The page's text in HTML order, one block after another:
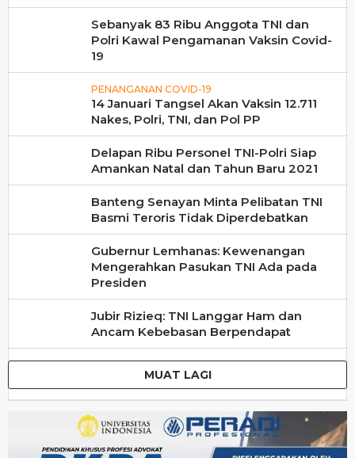
Sebanyak 83 Ribu Anggota TNI dan
Polri Kawal Pengamanan Vaksin Covid-
19
PENANGANAN COVID-19
14 Januari Tangsel Akan Vaksin 12.711
Nakes, Polri, TNI, dan Pol PP
Delapan Ribu Personel TNI-Polri Siap
Amankan Natal dan Tahun Baru 2021
Banteng Senayan Minta Pelibatan TNI
Basmi Teroris Tidak Diperdebatkan
Gubernur Lemhanas: Kewenangan
Mengerahkan Pasukan TNI Ada pada
Presiden
Jubir Rizieq: TNI Langgar Ham dan
Ancam Kebebasan Berpendapat